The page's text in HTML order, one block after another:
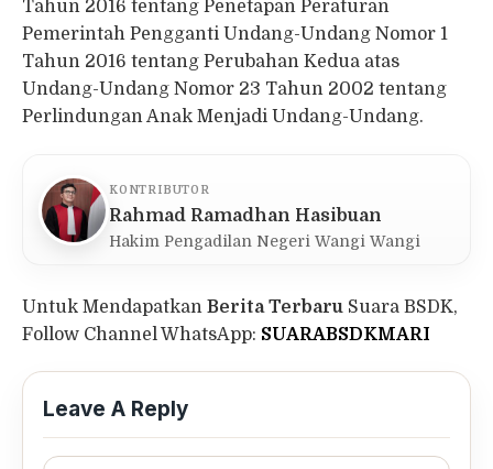
Tahun 2016 tentang Penetapan Peraturan
Pemerintah Pengganti Undang-Undang Nomor 1
Tahun 2016 tentang Perubahan Kedua atas
Undang-Undang Nomor 23 Tahun 2002 tentang
Perlindungan Anak Menjadi Undang-Undang.
KONTRIBUTOR
Rahmad Ramadhan Hasibuan
Hakim Pengadilan Negeri Wangi Wangi
Untuk Mendapatkan Berita Terbaru Suara BSDK,
Follow Channel WhatsApp: SUARABSDKMARI
Leave A Reply